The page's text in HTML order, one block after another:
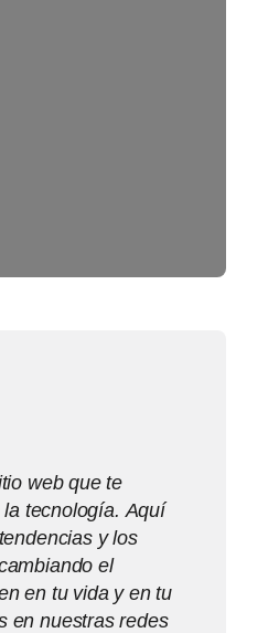
web que te
tecnología. Aquí
y los
el
en tu vida y en tu
en nuestras redes